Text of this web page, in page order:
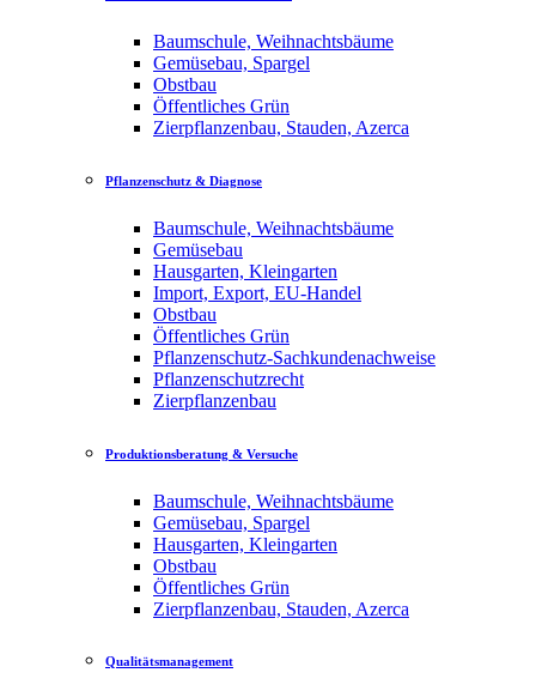
Baumschule, Weihnachtsbäume
Gemüsebau, Spargel
Obstbau
Öffentliches Grün
Zierpflanzenbau, Stauden, Azerca
Pflanzenschutz & Diagnose
Baumschule, Weihnachtsbäume
Gemüsebau
Hausgarten, Kleingarten
Import, Export, EU-Handel
Obstbau
Öffentliches Grün
Pflanzenschutz-Sachkundenachweise
Pflanzenschutzrecht
Zierpflanzenbau
Produktionsberatung & Versuche
Baumschule, Weihnachtsbäume
Gemüsebau, Spargel
Hausgarten, Kleingarten
Obstbau
Öffentliches Grün
Zierpflanzenbau, Stauden, Azerca
Qualitätsmanagement